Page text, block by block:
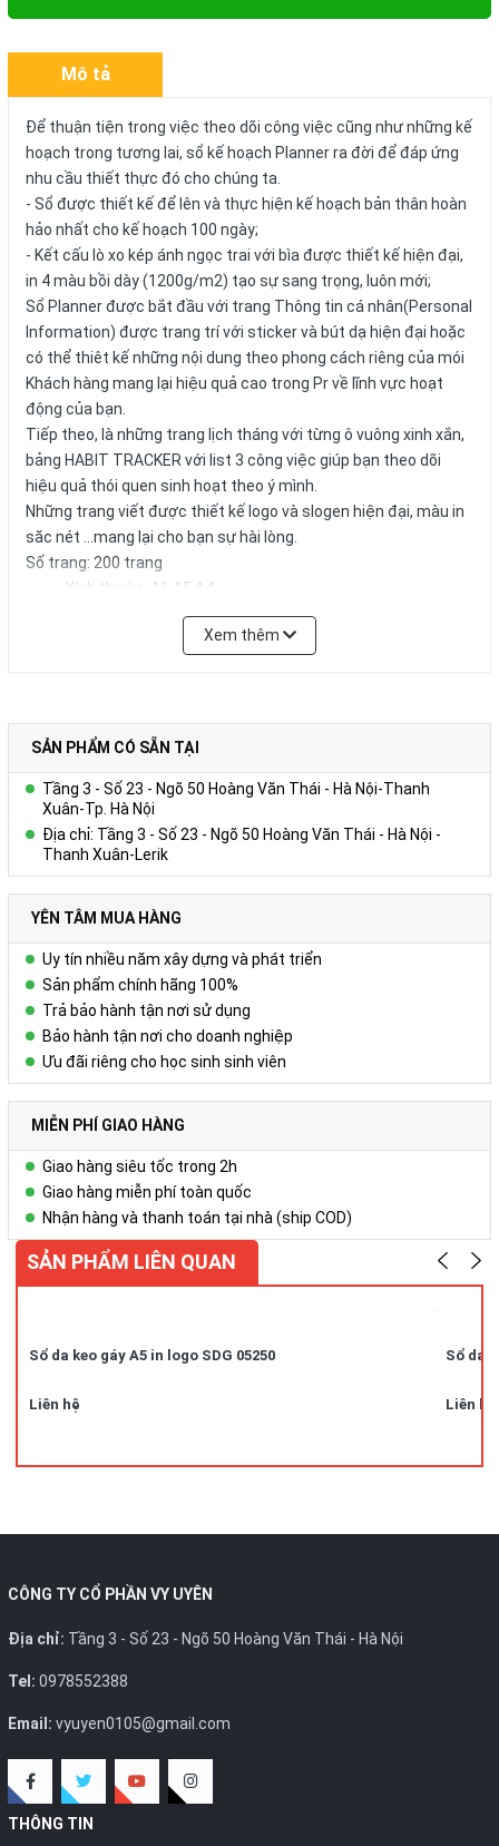
Mô tả
Để thuận tiện trong việc theo dõi công việc cũng như những kế
hoạch trong tương lai, sổ kế hoạch Planner ra đời để đáp ứng
nhu cầu thiết thực đó cho chúng ta.
- Sổ được thiết kế để lên và thực hiện kế hoạch bản thân hoàn
hảo nhất cho kế hoạch 100 ngày;
- Kết cấu lò xo kép ánh ngọc trai với bìa được thiết kế hiện đại,
in 4 màu bồi dày (1200g/m2) tạo sự sang trọng, luôn mới;
Sổ Planner được bắt đầu với trang Thông tin cá nhân(Personal
Information) được trang trí với sticker và bút dạ hiện đại hoặc
có thể thiêt kế những nội dung theo phong cách riêng của mói
Khách hàng mang lại hiệu quả cao trong Pr về lĩnh vực hoạt
động của bạn.
Tiếp theo, là những trang lịch tháng với từng ô vuông xinh xắn,
bảng HABIT TRACKER với list 3 công việc giúp bạn theo dõi
hiệu quả thói quen sinh hoạt theo ý mình.
Những trang viết được thiết kế logo và slogen hiện đại, màu in
săc nét ...mang lại cho bạn sự hài lòng.
Số trang: 200 trang
Kích thước: A6.A5,A4
Bảo quản và sử dụng: Bảo quản trong môi trường thoáng
Chúng tôi nhận phân phối sản phẩm toàn quốc với số lượng
Chúng tôi cũng cung cấp Dịch vụ Quà tặng phù hợp nhất cho
từng đối tượng doanh nghiệp của từng lĩnh vực, ngân sách và
quy mô hoạt động.
Vui lòng liên hệ Ms. Uyên để được tư vấn thêm.
HOTLINE: 0978.552.388/ 024 6260 5496
Xem thêm
SẢN PHẨM CÓ SẴN TẠI
Tầng 3 - Số 23 - Ngõ 50 Hoàng Văn Thái - Hà Nội-Thanh
Xuân-Tp. Hà Nội
Địa chỉ: Tầng 3 - Số 23 - Ngõ 50 Hoàng Văn Thái - Hà Nội -
Thanh Xuân-Lerik
YÊN TÂM MUA HÀNG
Uy tín nhiều năm xây dựng và phát triển
Sản phẩm chính hãng 100%
Trả bảo hành tận nơi sử dụng
Bảo hành tận nơi cho doanh nghiệp
Ưu đãi riêng cho học sinh sinh viên
MIỄN PHÍ GIAO HÀNG
Giao hàng siêu tốc trong 2h
Giao hàng miễn phí toàn quốc
Nhận hàng và thanh toán tại nhà (ship COD)
SẢN PHẨM LIÊN QUAN
Sổ da keo gáy A5 in logo SDG 05250
Liên hệ
Sổ da
Liên hệ
CÔNG TY CỔ PHẦN VY UYÊN
Địa chỉ: Tầng 3 - Số 23 - Ngõ 50 Hoàng Văn Thái - Hà Nội
Tel: 0978552388
Email: vyuyen0105@gmail.com
THÔNG TIN